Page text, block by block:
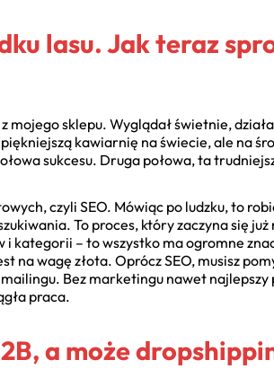
lasu. Jak teraz
mojego sklepu. Wyglądał świetnie,
kawiarnię na świecie, ale na
sukcesu. Druga połowa, ta
czyli SEO. Mówiąc po ludzku, to
To proces, który zaczyna się
i kategorii – to wszystko ma ogromne
na wagę złota. Oprócz SEO, musisz
Bez marketingu nawet
praca.
a może